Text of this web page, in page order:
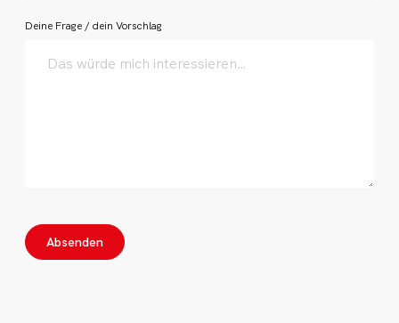
Deine Frage / dein Vorschlag
Absenden